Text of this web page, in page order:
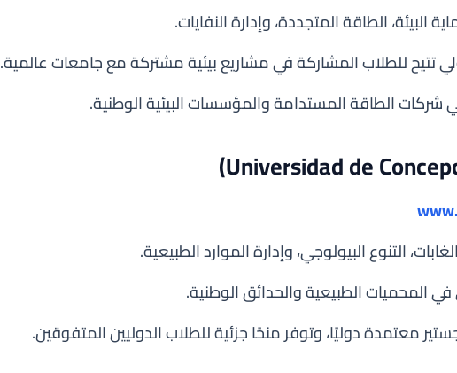
البيئة، الطاقة المتجددة، وإدارة النفايات.
تتيح للطلاب المشاركة في مشاريع بيئية مشتركة مع جامعات عالمية.
الطاقة المستدامة والمؤسسات البيئية الوطنية.
التنوع البيولوجي، وإدارة الموارد الطبيعية.
المحميات الطبيعية والحدائق الوطنية.
معتمدة دوليًا، وتوفر منحًا جزئية للطلاب الدوليين المتفوقين.